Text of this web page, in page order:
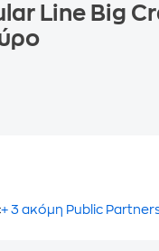
Line Big
+ 3 ακόμη Public